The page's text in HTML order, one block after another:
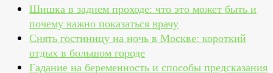
Шишка в заднем проходе: что это может быть и
почему важно показаться врачу
Снять гостиницу на ночь в Москве: короткий
отдых в большом городе
Гадание на беременность и способы предсказания